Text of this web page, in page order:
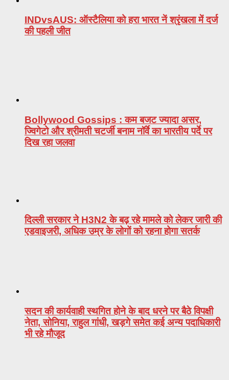
INDvsAUS: ऑस्टैलिया को हरा भारत नें श्रृंखला में दर्ज
की पहली जीत
Bollywood Gossips : कम बजट ज्यादा असर,
ज्विगेटो और श्रीमती चटर्जी बनाम नॉर्वे का भारतीय पर्दे पर
दिख रहा जलवा
दिल्ली सरकार ने H3N2 के बढ़ रहे मामले को लेकर जारी की
एडवाइजरी, अधिक उम्र के लोगों को रहना होगा सतर्क
सदन की कार्यवाही स्थगित होने के बाद धरने पर बैठे विपक्षी
नेता, सोनिया, राहुल गांधी, खड़गे समेत कई अन्य पदाधिकारी
भी रहे मौजूद